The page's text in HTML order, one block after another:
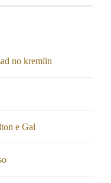
no kremlin
e Gal